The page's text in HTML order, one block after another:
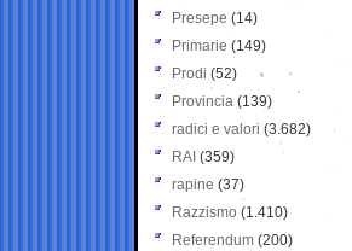
Presepe (14)
Primarie (149)
Prodi (52)
Provincia (139)
radici e valori (3.682)
RAI (359)
rapine (37)
Razzismo (1.410)
Referendum (200)